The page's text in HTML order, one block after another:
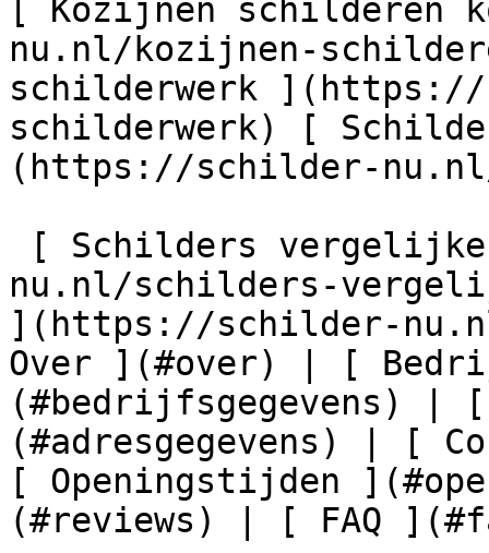
[ Kozijnen
nu.nl/kozijnen-
schilderwerk
schilderwerk) [
(https://schilder-nu.nl/
nu.nl/schilders-
](https://schilder-
Over ](#over) | [
(#bedrijfsgegevens) | [
(#adresgegevens) | [
[ Openingstijden
(#reviews) | [ FAQ